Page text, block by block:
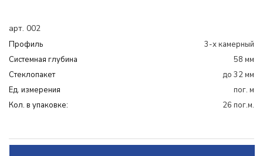
арт. 002
Профиль
3-х камерный
Системная глубина
58 мм
Cтеклопакет
до 32 мм
Ед. измерения
пог. м
Кол. в упаковке:
26 пог.м.